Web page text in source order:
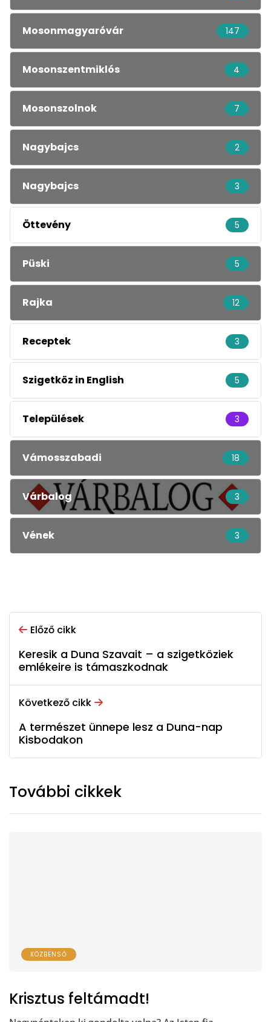
Mosonmagyaróvár 147
Mosonszentmiklós 4
Mosonszolnok 7
Nagybajcs 2
Nagybajcs 3
Öttevény 5
Püski 5
Rajka 12
Receptek 3
Szigetköz in English 5
Települések 3
Vámosszabadi 18
Várbalog 3
Vének 3
Előző cikk
Keresik a Duna Szavait – a szigetköziek
emlékeire is támaszkodnak
Következő cikk
A természet ünnepe lesz a Duna-nap
Kisbodakon
További cikkek
KÖZBENSŐ
Krisztus feltámadt!